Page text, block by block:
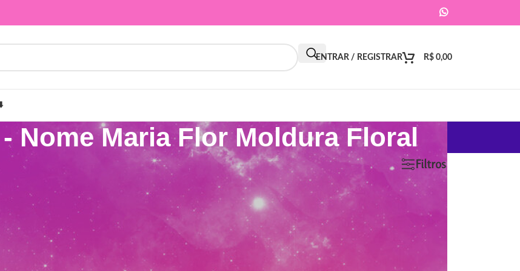
ENTRAR / REGISTRAR R$ 0,00
Nome Maria Flor Moldura Floral
Moldura Floral” Mostrar 9 18 24 Filtros